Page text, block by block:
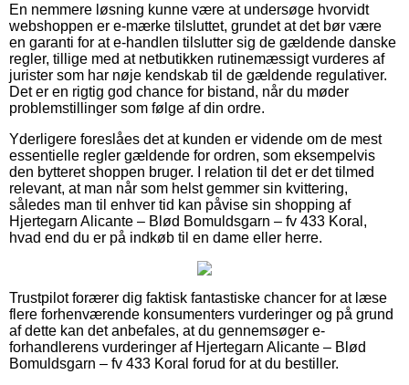
En nemmere løsning kunne være at undersøge hvorvidt
webshoppen er e-mærke tilsluttet, grundet at det bør være
en garanti for at e-handlen tilslutter sig de gældende danske
regler, tillige med at netbutikken rutinemæssigt vurderes af
jurister som har nøje kendskab til de gældende regulativer.
Det er en rigtig god chance for bistand, når du møder
problemstillinger som følge af din ordre.
Yderligere foreslåes det at kunden er vidende om de mest
essentielle regler gældende for ordren, som eksempelvis
den bytteret shoppen bruger. I relation til det er det tilmed
relevant, at man når som helst gemmer sin kvittering,
således man til enhver tid kan påvise sin shopping af
Hjertegarn Alicante – Blød Bomuldsgarn – fv 433 Koral,
hvad end du er på indkøb til en dame eller herre.
Trustpilot forærer dig faktisk fantastiske chancer for at læse
flere forhenværende konsumenters vurderinger og på grund
af dette kan det anbefales, at du gennemsøger e-
forhandlerens vurderinger af Hjertegarn Alicante – Blød
Bomuldsgarn – fv 433 Koral forud for at du bestiller.